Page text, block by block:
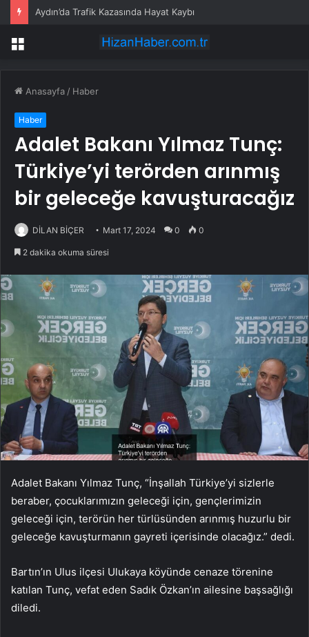
Aydın’da Trafik Kazasında Hayat Kaybı
Menü
Anasayfa / Haber
Haber
Adalet Bakanı Yılmaz Tunç:
Türkiye’yi terörden arınmış
bir geleceğe kavuşturacağız
DİLAN BİÇER Mart 17, 2024 0 0
2 dakika okuma süresi
Adalet Bakanı Yılmaz Tunç, “İnşallah Türkiye’yi sizlerle
beraber, çocuklarımızın geleceği için, gençlerimizin
geleceği için, terörün her türlüsünden arınmış huzurlu bir
geleceğe kavuşturmanın gayreti içerisinde olacağız.” dedi.
Bartın’ın Ulus ilçesi Ulukaya köyünde cenaze törenine
katılan Tunç, vefat eden Sadık Özkan’ın ailesine başsağlığı
diledi.